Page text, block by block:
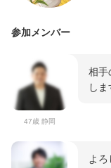
参加メンバー
47歳 静岡
相手
しま
よ